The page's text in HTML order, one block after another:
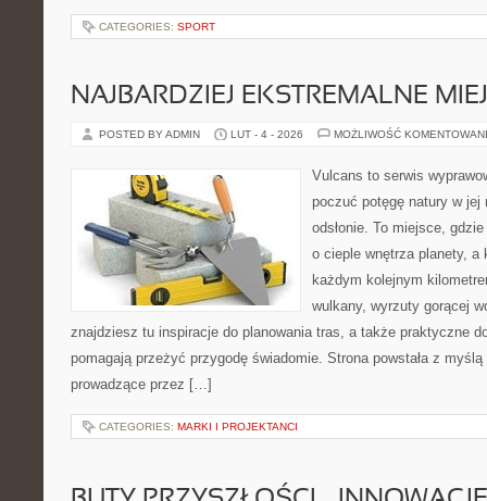
CATEGORIES: SPORT
NAJBARDZIEJ EKSTREMALNE
POSTED BY ADMIN LUT - 4 - 2026 MOŻLIWOŚĆ
Vulcans to serwis
poczuć potęgę natury w jej
odsłonie. To miejsce,
o cieple wnętrza planety, a
każdym kolejnym
wulkany, wyrzuty gorącej
znajdziesz tu inspiracje do planowania tras, a także praktyczne
pomagają przeżyć przygodę świadomie. Strona powstała z
prowadzące przez […]
CATEGORIES: MARKI I PROJEKTANCI